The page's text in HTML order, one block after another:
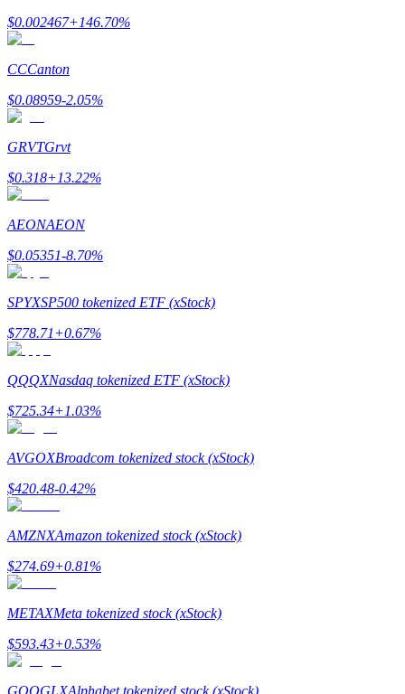
合約指南
合約功能使用指南
學習如何保持盈利
$0.002467+146.70%
CCCanton
$0.08959-2.05%
GRVTGrvt
$0.318+13.22%
AEONAEON
$0.05351-8.70%
SPYXSP500 tokenized ETF (xStock)
$778.71+0.67%
QQQXNasdaq tokenized ETF (xStock)
$725.34+1.03%
AVGOXBroadcom tokenized stock (xStock)
$420.48-0.42%
AMZNXAmazon tokenized stock (xStock)
$274.69+0.81%
METAXMeta tokenized stock (xStock)
$593.43+0.53%
GOOGLXAlphabet tokenized stock (xStock)